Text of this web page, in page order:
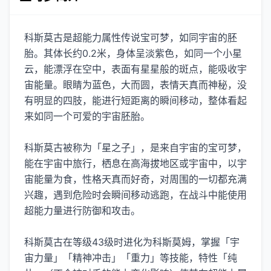
科斯莫古是超能力属性传说宝可梦，如同宇宙的胚
胎。其体长约0.2米，身体呈淡紫色，如同一个小星
云，能漂浮在空中，表面有星星般的斑点，能吸收宇
宙能量。眼睛为蓝色，大而圆，表情天真而神秘，没
有明显的四肢，能进行短距离的瞬间移动，整体看起
来如同一个可爱的宇宙胚胎。
科斯莫古被称为「星之子」，是来自宇宙的宝可梦，
能在宇宙中旅行，栖息在高海拔地区或宇宙中，以宇
宙能量为食，性格天真而好奇，对周围的一切都充满
兴趣，遇到危险时会瞬间移动逃跑，在战斗中能使用
超能力量进行防御和攻击。
科斯莫古在等级43级时进化为科斯莫姆，掌握「宇
宙力量」「精神冲击」「重力」等技能，特性「纯